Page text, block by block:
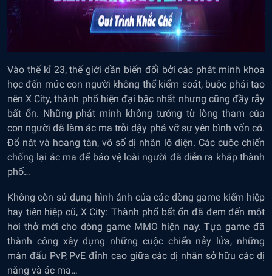
Vào thế kỉ 23, thế giới dần biến đổi bởi các phát minh khoa
học đến mức con người không thể kiểm soát, buộc phải tạo
nên X City, thành phố hiện đại bậc nhất nhưng cũng đầy rẫy
bất ổn. Những phát minh không tưởng từ lòng tham của
con người đã làm ác ma trỗi dậy phá vỡ sự yên bình vốn có.
Đổ nát và hoang tàn, vô số dị nhân lộ diện. Các cuộc chiến
chống lại ác ma để bảo vệ loài người đã diễn ra khắp thành
phố…
Không còn sử dụng hình ảnh của các dòng game kiếm hiệp
hay tiên hiệp cũ, X City: Thành phố bất ổn đã đem đến một
hơi thở mới cho dòng game MMO hiện nay. Tựa game đã
thành công xây dựng những cuộc chiến nảy lửa, những
màn đấu PvP, PvE đỉnh cao giữa các dị nhân sở hữu các dị
năng và ác ma…